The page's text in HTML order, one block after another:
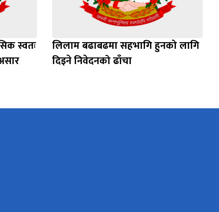
स्वतः
लिलाम बढाबढमा सहभागि हुनको लागि
दिइने निवेदनको ढाँचा